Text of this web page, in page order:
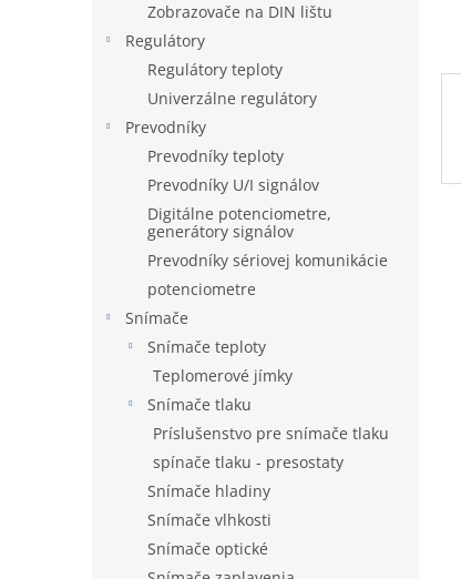
Zobrazovače na DIN lištu
Regulátory
Regulátory teploty
Univerzálne regulátory
Prevodníky
Prevodníky teploty
Prevodníky U/I signálov
Digitálne potenciometre,
generátory signálov
Prevodníky sériovej komunikácie
potenciometre
Snímače
Snímače teploty
Teplomerové jímky
Snímače tlaku
Príslušenstvo pre snímače tlaku
spínače tlaku - presostaty
Snímače hladiny
Snímače vlhkosti
Snímače optické